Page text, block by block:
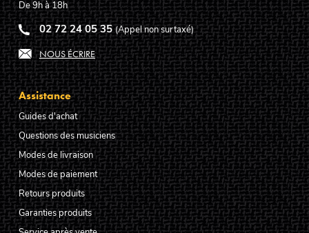
De 9h à 18h
02 72 24 05 35 (Appel non surtaxé)
NOUS ÉCRIRE
Assistance
Guides d'achat
Questions des musiciens
Modes de livraison
Modes de paiement
Retours produits
Garanties produits